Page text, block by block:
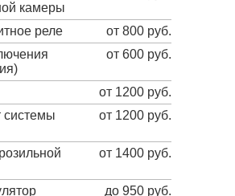
камеры
реле
от 800 руб.
от 600 руб.
от 1200 руб.
системы
от 1200 руб.
от 1400 руб.
до 950 руб.